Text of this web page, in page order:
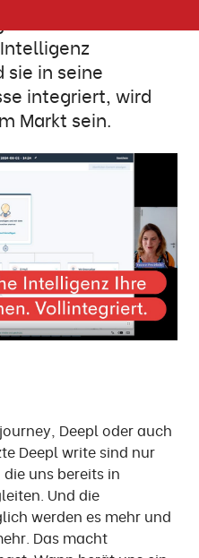
Wer sich heute
sie in seine
integriert, wird
Markt sein.
Deepl oder auch
Deepl write sind nur
uns bereits in
Und die
werden es mehr und
Das macht